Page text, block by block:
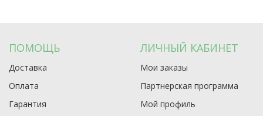
ПОМОЩЬ
Доставка
Оплата
Гарантия
ЛИЧНЫЙ КАБИНЕТ
Мои заказы
Партнерская программа
Мой профиль